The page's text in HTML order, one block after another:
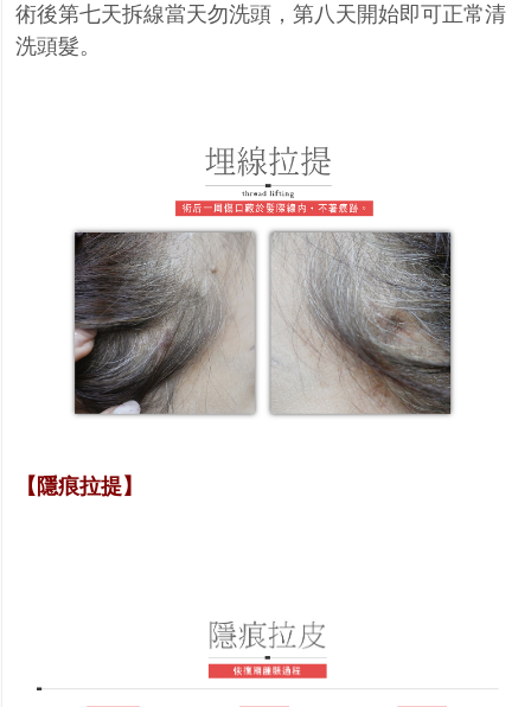
術後第七天拆線當天勿洗頭，第八天開始即可正常清
洗頭髮。
【隱痕拉提】